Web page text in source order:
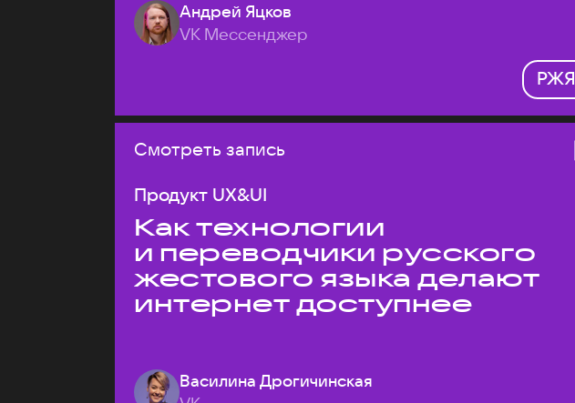
Андрей Яцков
VK Мессенджер
РЖЯ
Смотреть запись
Продукт UX&UI
Как технологии
и переводчики русского
жестового языка делают
интернет доступнее
Василина Дрогичинская